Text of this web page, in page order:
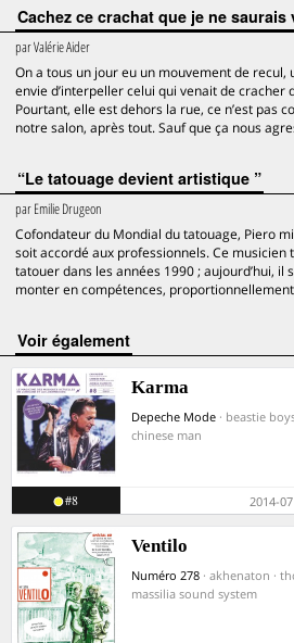
Cachez ce crachat que je ne
parValérie Aider
On a tous un jour eu un mouvement de recul,
envie d’interpeller celui qui venait de cracher
Pourtant, elle est dehors la rue, ce n’est pas
notre salon, après tout. Sauf que ça nous
“Le tatouage devient artistique ”
parEmilie Drugeon
Cofondateur du Mondial du tatouage, Piero
soit accordé aux professionnels. Ce musicien
tatouer dans les années 1990 ; aujourd’hui, il
monter en compétences,
voir également
Karma
Depeche Mode · beastie
chinese man
#8 2014-07
Ventilo
Numéro 278 · akhenaton ·
massilia sound system